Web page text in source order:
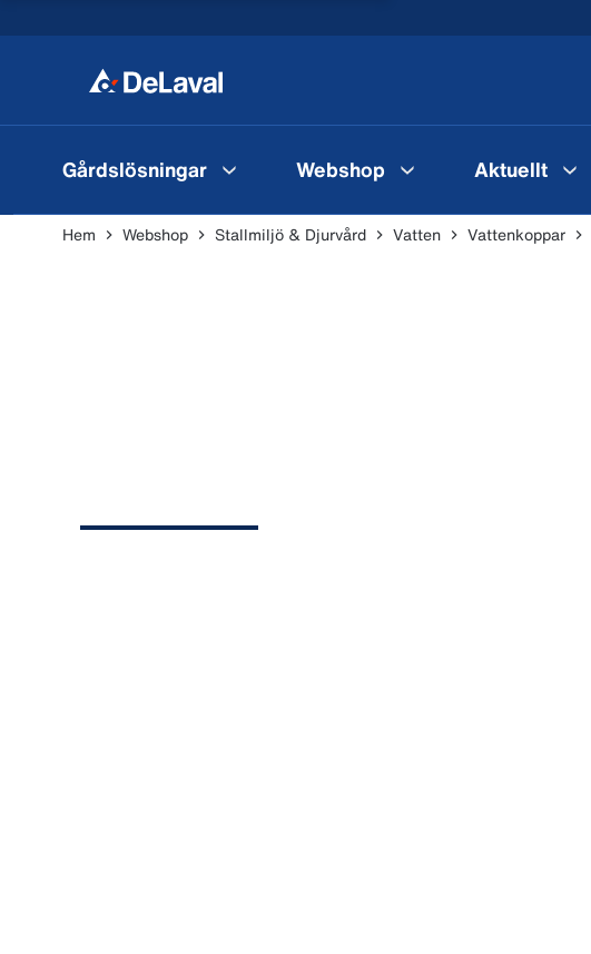
Gårdslösningar Webshop Aktuellt
Hem Webshop Stallmiljö & Djurvård Vatten Vattenkoppar